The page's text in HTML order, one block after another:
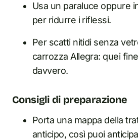
Usa un paraluce oppure
per ridurre i riflessi.
Per scatti nitidi senza
carrozza Allegra: quei
davvero.
Consigli di preparazione
Porta una mappa della
anticipo, così puoi